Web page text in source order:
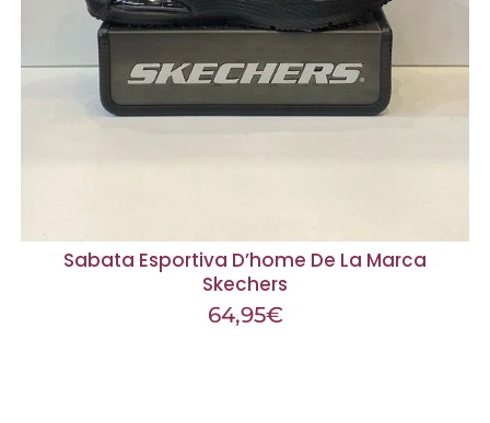
Sabata Esportiva D’home De La Marca
Skechers
64,95€